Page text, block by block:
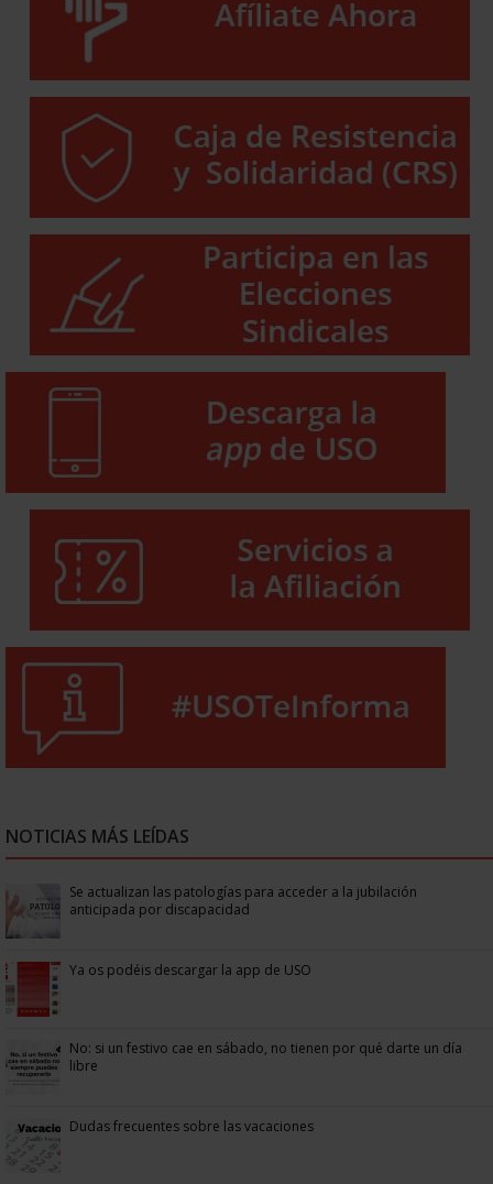
NOTICIAS MÁS LEÍDAS
Se actualizan las patologías para acceder a la jubilación
anticipada por discapacidad
Ya os podéis descargar la app de USO
No: si un festivo cae en sábado, no tienen por qué darte un día
libre
Dudas frecuentes sobre las vacaciones